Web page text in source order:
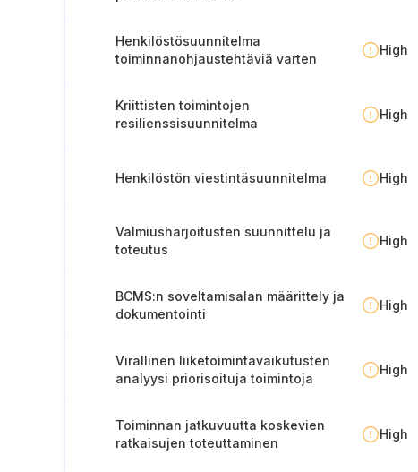
Henkilöstösuunnitelma
toiminnanohjaustehtäviä varten
High
Kriittisten toimintojen
resilienssisuunnitelma
High
Henkilöstön viestintäsuunnitelma High
Valmiusharjoitusten suunnittelu ja
toteutus
High
BCMS:n soveltamisalan määrittely ja
dokumentointi
High
Virallinen liiketoimintavaikutusten
analyysi priorisoituja toimintoja
High
Toiminnan jatkuvuutta koskevien
ratkaisujen toteuttaminen
High